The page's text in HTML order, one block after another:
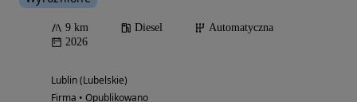
9 km Diesel
Automatyczna
2026
Lublin (Lubelskie)
Firma • Opublikowano